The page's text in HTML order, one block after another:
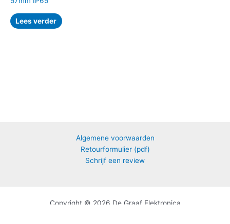
Lees verder
Algemene voorwaarden
Retourformulier (pdf)
Schrijf een review
Copyright © 2026 De Graaf Elektronica